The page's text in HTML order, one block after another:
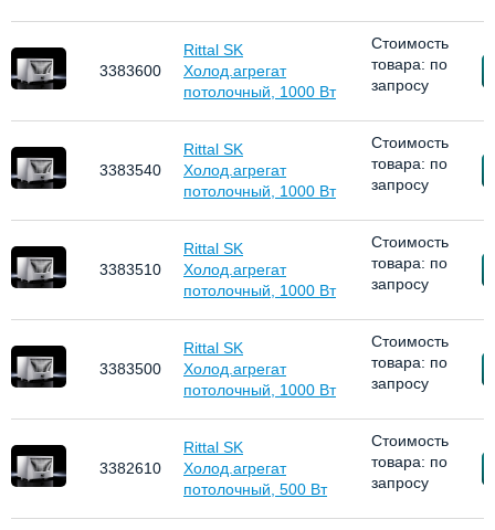
3383600
Rittal SK
Холод.агрегат
потолочный, 1000 Вт
Стоимость
товара: по
запросу
3383540
Rittal SK
Холод.агрегат
потолочный, 1000 Вт
Стоимость
товара: по
запросу
3383510
Rittal SK
Холод.агрегат
потолочный, 1000 Вт
Стоимость
товара: по
запросу
3383500
Rittal SK
Холод.агрегат
потолочный, 1000 Вт
Стоимость
товара: по
запросу
3382610
Rittal SK
Холод.агрегат
потолочный, 500 Вт
Стоимость
товара: по
запросу